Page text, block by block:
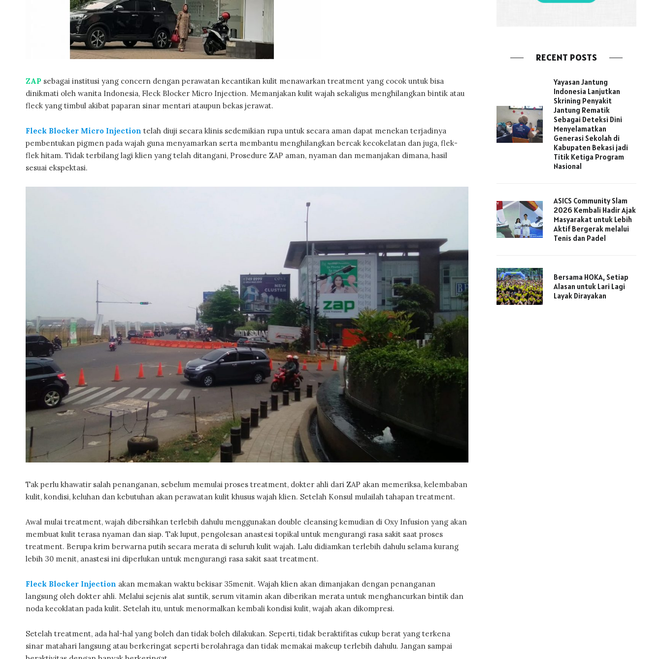
ZAP sebagai institusi yang concern dengan perawatan kecantikan kulit menawarkan treatment yang cocok untuk bisa
dinikmati oleh wanita Indonesia, Fleck Blocker Micro Injection. Memanjakan kulit wajah sekaligus menghilangkan bintik atau
fleck yang timbul akibat paparan sinar mentari ataupun bekas jerawat.
Fleck Blocker Micro Injection telah diuji secara klinis sedemikian rupa untuk secara aman dapat menekan terjadinya
pembentukan pigmen pada wajah guna menyamarkan serta membantu menghilangkan bercak kecokelatan dan juga, flek-
flek hitam. Tidak terbilang lagi klien yang telah ditangani, Prosedure ZAP aman, nyaman dan memanjakan dimana, hasil
sesuai ekspektasi.
Tak perlu khawatir salah penanganan, sebelum memulai proses treatment, dokter ahli dari ZAP akan memeriksa, kelembaban
kulit, kondisi, keluhan dan kebutuhan akan perawatan kulit khusus wajah klien. Setelah Konsul mulailah tahapan treatment.
Awal mulai treatment, wajah dibersihkan terlebih dahulu menggunakan double cleansing kemudian di Oxy Infusion yang akan
membuat kulit terasa nyaman dan siap. Tak luput, pengolesan anastesi topikal untuk mengurangi rasa sakit saat proses
treatment. Berupa krim berwarna putih secara merata di seluruh kulit wajah. Lalu didiamkan terlebih dahulu selama kurang
lebih 30 menit, anastesi ini diperlukan untuk mengurangi rasa sakit saat treatment.
Fleck Blocker Injection akan memakan waktu bekisar 35menit. Wajah klien akan dimanjakan dengan penanganan
langsung oleh dokter ahli. Melalui sejenis alat suntik, serum vitamin akan diberikan merata untuk menghancurkan bintik dan
noda kecoklatan pada kulit. Setelah itu, untuk menormalkan kembali kondisi kulit, wajah akan dikompresi.
Setelah treatment, ada hal-hal yang boleh dan tidak boleh dilakukan. Seperti, tidak beraktifitas cukup berat yang terkena
sinar matahari langsung atau berkeringat seperti berolahraga dan tidak memakai makeup terlebih dahulu. Jangan sampai
RECENT POSTS
Yayasan Jantung
Indonesia Lanjutkan
Skrining Penyakit
Jantung Rematik
Sebagai Deteksi Dini
Menyelamatkan
Generasi Sekolah di
Kabupaten Bekasi jadi
Titik Ketiga Program
Nasional
ASICS Community Slam
2026 Kembali Hadir Ajak
Masyarakat untuk Lebih
Aktif Bergerak melalui
Tenis dan Padel
Bersama HOKA, Setiap
Alasan untuk Lari Lagi
Layak Dirayakan